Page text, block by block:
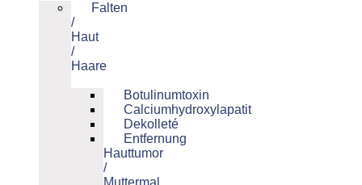
Falten
/
Haut
/
Haare
Botulinumtoxin
Calciumhydroxylapatit
Dekolleté
Entfernung
Hauttumor
/